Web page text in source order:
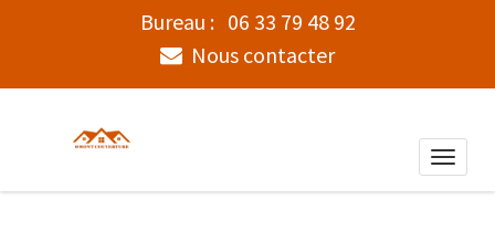
Bureau : 06 33 79 48 92
Nous contacter
Toggle